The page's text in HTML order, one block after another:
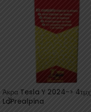
Άκρα Tesla Y 2024-> 4τμχ
LaPrealpina